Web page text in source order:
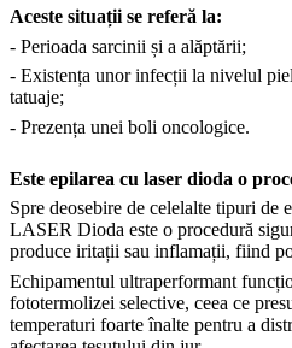
Aceste situații se referă la:
- Perioada sarcinii și a alăptării;
- Existența unor infecții la nivelul
tatuaje;
- Prezența unei boli oncologice.
Este epilarea cu laser dioda o
Spre deosebire de celelalte tipuri de
LASER Dioda este o procedură
produce iritații sau inflamații, fiind
Echipamentul ultraperformant
fototermolizei selective, ceea ce
temperaturi foarte înalte pentru a